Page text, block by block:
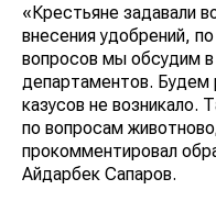
«Крестьяне задавали
внесения удобрений,
вопросов мы обсудим
департаментов. Будем
казусов не
по вопросам
прокомментировал
Айдарбек Сапаров.